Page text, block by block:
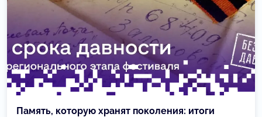
Память, которую хранят поколения: итоги